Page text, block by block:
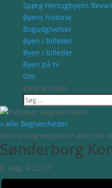
Spørg Hertugbyens
Byens historie
Bogudgivelser
Byen i billeder
Byen i billeder
Byen på tv
Om
Vælg en side
« Alle Begivenheder
Denne begivenhed er allerede
Sønderborg
6. aug, kl.22:37